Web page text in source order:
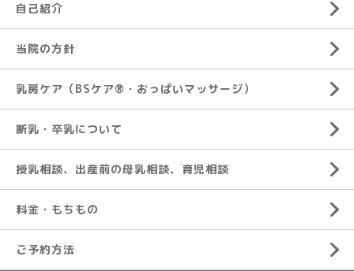
自己紹介
当院の方針
乳房ケア（BSケア®︎・おっぱいマッサージ）
断乳・卒乳について
授乳相談、出産前の母乳相談、育児相談
料金・もちもの
ご予約方法